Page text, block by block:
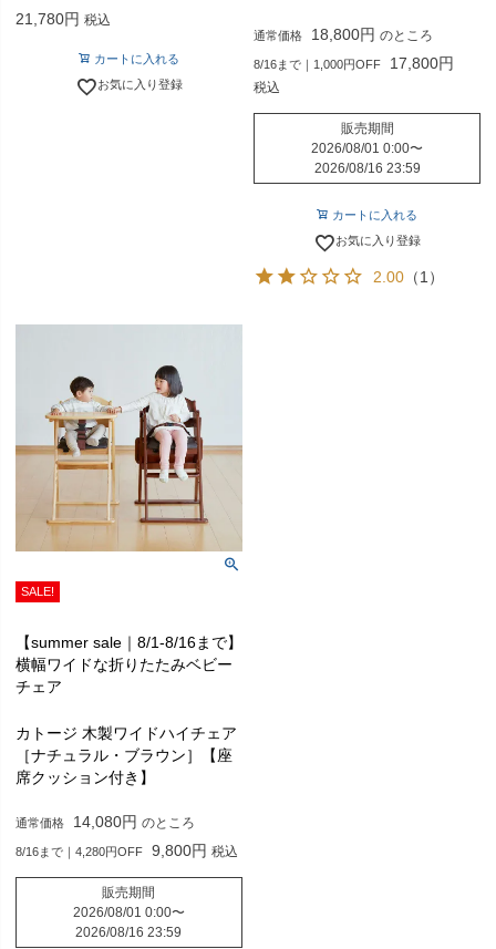
21,780 税込
カートに入れる
お気に入り登録
通常価格 18,800 のところ
8/16まで｜1,000円OFF 17,800
税込
販売期間
2026/08/01 0:00〜
2026/08/16 23:59
カートに入れる
お気に入り登録
2.00 （1）
SALE!
【summer sale｜8/1-8/16まで】
横幅ワイドな折りたたみベビー
チェア
カトージ 木製ワイドハイチェア
［ナチュラル・ブラウン］【座
席クッション付き】
通常価格 14,080 のところ
8/16まで｜4,280円OFF 9,800 税込
販売期間
2026/08/01 0:00〜
2026/08/16 23:59